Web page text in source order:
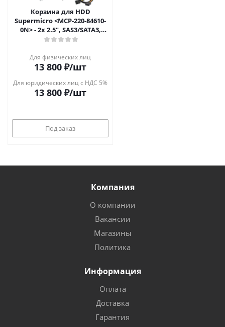
Корзина для HDD
Supermicro <MCP-220-84610-
0N> - 2x 2.5", SAS3/SATA3,
12Gbps, для SC846
Для физических лиц
13 800 ₽/шт
Для юридических лиц с НДС 5%
13 800 ₽/шт
Под заказ
Компания
О компании
Вакансии
Магазины
Политика
Информация
Оплата
Доставка
Гарантия